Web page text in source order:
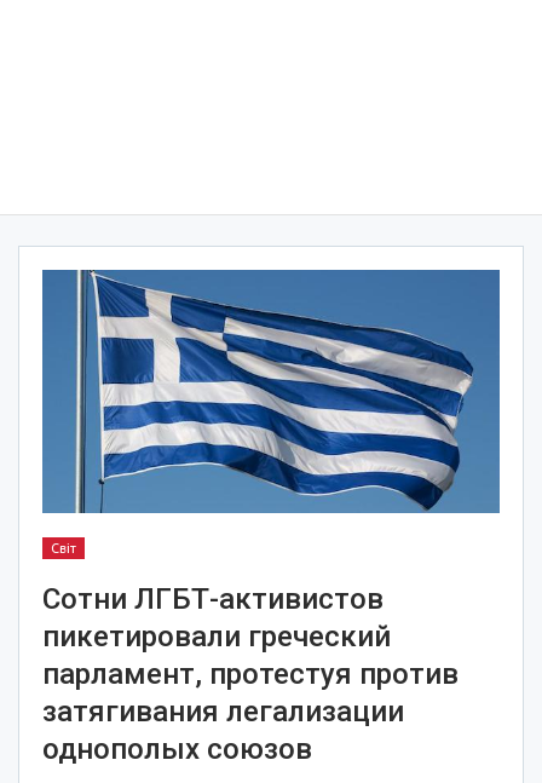
Світ
Сотни ЛГБТ-активистов
пикетировали греческий
парламент, протестуя против
затягивания легализации
однополых союзов